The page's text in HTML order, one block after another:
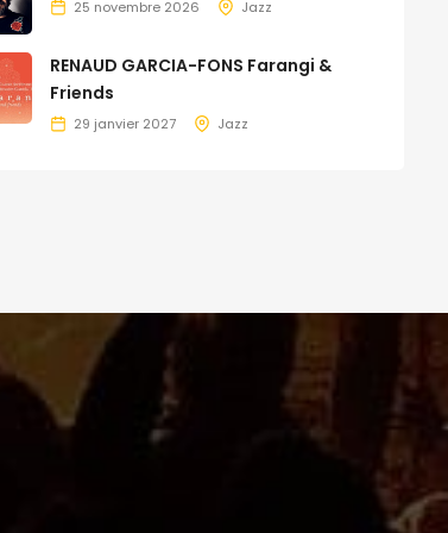
25 novembre 2026 Jazz
RENAUD GARCIA-FONS Farangi &
Friends
29 janvier 2027 Jazz